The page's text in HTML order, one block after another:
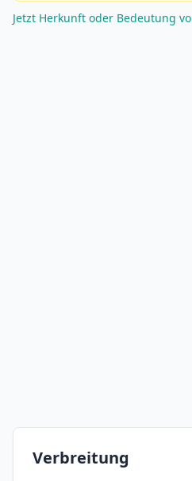
Jetzt Herkunft oder Bedeutung
Verbreitung